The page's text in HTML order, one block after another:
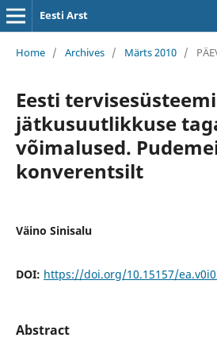
Eesti Arst
Home / Archives / Märts 2010 /
Eesti
jätkusuutlikkuse
võimalused.
konverentsilt
Väino Sinisalu
DOI: https://doi.org/10.15157/
Abstract